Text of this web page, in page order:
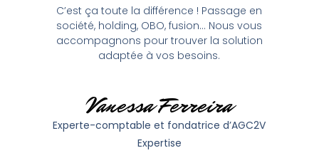
C’est ça toute la différence ! Passage en
société, holding, OBO, fusion… Nous vous
accompagnons pour trouver la solution
adaptée à vos besoins.
Vanessa Ferreira
Experte-comptable et fondatrice d’AGC2V
Expertise